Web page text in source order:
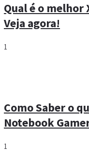
Qual é o melhor
Veja agora!
1
Como Saber o
Notebook
1